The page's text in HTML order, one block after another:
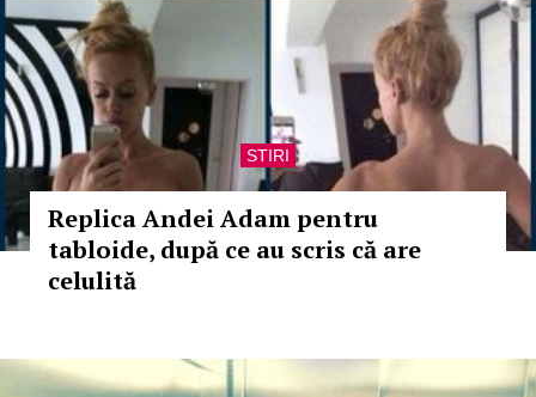
STIRI
Replica Andei Adam pentru
tabloide, după ce au scris că are
celulită